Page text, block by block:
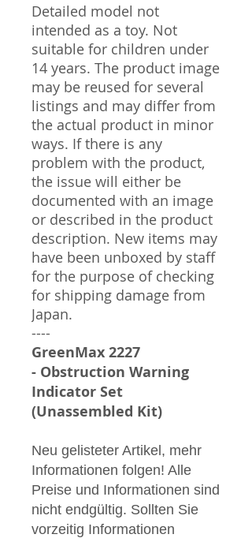
Detailed model not
intended as a toy. Not
suitable for children under
14 years. The product image
may be reused for several
listings and may differ from
the actual product in minor
ways. If there is any
problem with the product,
the issue will either be
documented with an image
or described in the product
description. New items may
have been unboxed by staff
for the purpose of checking
for shipping damage from
Japan.
----
GreenMax 2227
- Obstruction Warning
Indicator Set
(Unassembled Kit)
Neu gelisteter Artikel, mehr
Informationen folgen! Alle
Preise und Informationen sind
nicht endgültig. Sollten Sie
vorzeitig Informationen